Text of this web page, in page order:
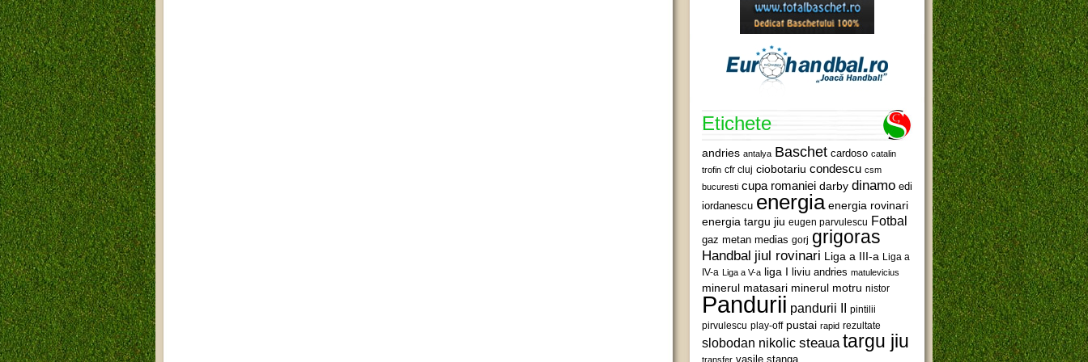
Etichete
andries antalya Baschet cardoso catalin
trofin cfr cluj ciobotariu condescu csm
bucuresti cupa romaniei darby dinamo edi
iordanescu energia energia rovinari
energia targu jiu eugen parvulescu Fotbal
gaz metan medias gorj grigoras
Handbal jiul rovinari Liga a III-a Liga a
IV-a Liga a V-a liga I liviu andries matulevicius
minerul matasari minerul motru nistor
Pandurii pandurii II pintilii
pirvulescu play-off pustai rapid rezultate
slobodan nikolic steaua targu jiu
transfer vasile stanga